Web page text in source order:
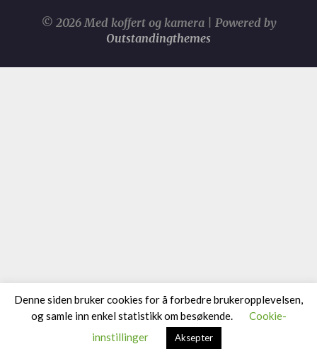
© 2026 Med koffert og kamera | Powered by
Outstandingthemes
Denne siden bruker cookies for å forbedre brukeropplevelsen,
og samle inn enkel statistikk om besøkende.
Cookie-
innstillinger
Aksepter